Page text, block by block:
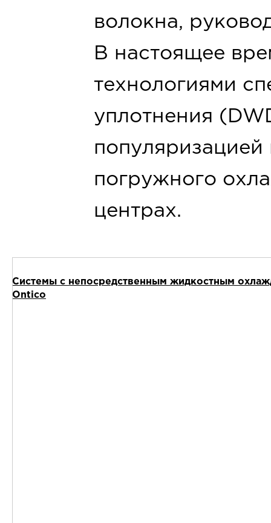
волокна,
В настоящее
технологиями
уплотнения
популяризацией
погружного
центрах.
Cистемы с непосредственным жидкостным
Ontico